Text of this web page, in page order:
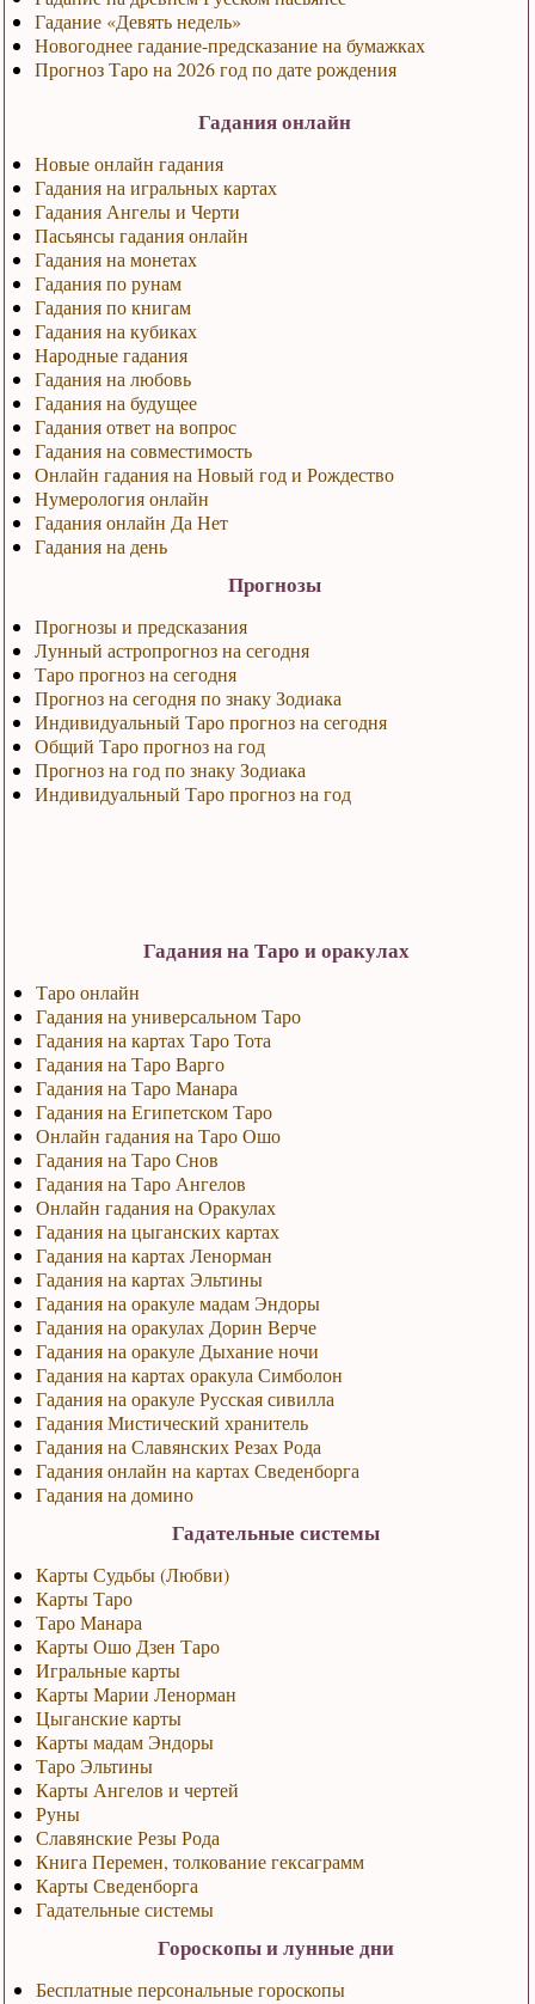
Гадание «Девять недель»
Новогоднее гадание-предсказание на бумажках
Прогноз Таро на 2026 год по дате рождения
Гадания онлайн
Новые онлайн гадания
Гадания на игральных картах
Гадания Ангелы и Черти
Пасьянсы гадания онлайн
Гадания на монетах
Гадания по рунам
Гадания по книгам
Гадания на кубиках
Народные гадания
Гадания на любовь
Гадания на будущее
Гадания ответ на вопрос
Гадания на совместимость
Онлайн гадания на Новый год и Рождество
Нумерология онлайн
Гадания онлайн Да Нет
Гадания на день
Прогнозы
Прогнозы и предсказания
Лунный астропрогноз на сегодня
Таро прогноз на сегодня
Прогноз на сегодня по знаку Зодиака
Индивидуальный Таро прогноз на сегодня
Общий Таро прогноз на год
Прогноз на год по знаку Зодиака
Индивидуальный Таро прогноз на год
Гадания на Таро и оракулах
Таро онлайн
Гадания на универсальном Таро
Гадания на картах Таро Тота
Гадания на Таро Варго
Гадания на Таро Манара
Гадания на Египетском Таро
Онлайн гадания на Таро Ошо
Гадания на Таро Снов
Гадания на Таро Ангелов
Онлайн гадания на Оракулах
Гадания на цыганских картах
Гадания на картах Ленорман
Гадания на картах Эльтины
Гадания на оракуле мадам Эндоры
Гадания на оракулах Дорин Верче
Гадания на оракуле Дыхание ночи
Гадания на картах оракула Симболон
Гадания на оракуле Русская сивилла
Гадания Мистический хранитель
Гадания на Славянских Резах Рода
Гадания онлайн на картах Сведенборга
Гадания на домино
Гадательные системы
Карты Судьбы (Любви)
Карты Таро
Таро Манара
Карты Ошо Дзен Таро
Игральные карты
Карты Марии Ленорман
Цыганские карты
Карты мадам Эндоры
Таро Эльтины
Карты Ангелов и чертей
Руны
Славянские Резы Рода
Книга Перемен, толкование гексаграмм
Карты Сведенборга
Гадательные системы
Гороскопы и лунные дни
Бесплатные персональные гороскопы